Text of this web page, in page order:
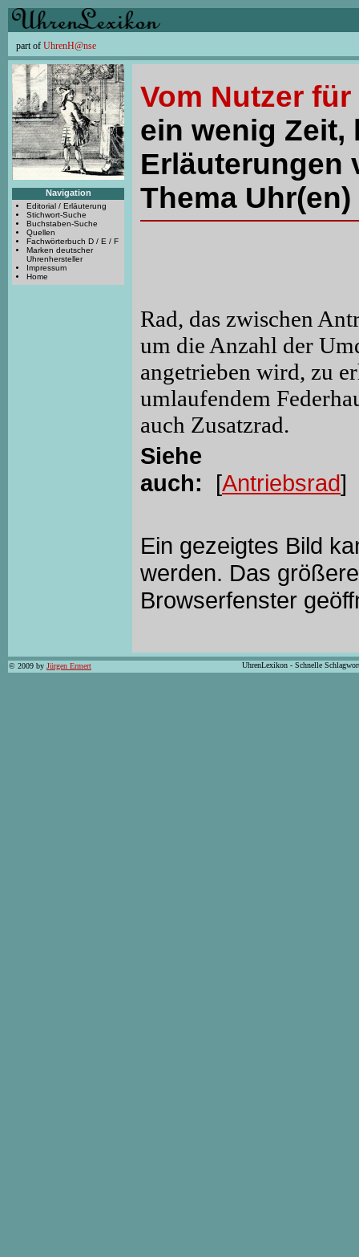
part of UhrenH@nse
Navigation
Editorial / Erläuterung
Stichwort-Suche
Buchstaben-Suche
Quellen
Fachwörterbuch D / E / F
Marken deutscher
Uhrenhersteller
Impressum
Home
Vom Nutzer
ein wenig Zeit,
Erläuterungen
Thema
Rad, das zwischen
um die Anzahl der
angetrieben wird, zu
umlaufendem
auch Zusatzrad.
Siehe
auch: [Antriebsrad]
Ein gezeigtes Bild
werden. Das
Browserfenster
© 2009 by Jürgen Ermert UhrenLexikon - Schnelle